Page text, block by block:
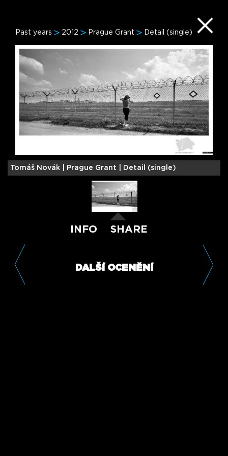
Past years 2012 Prague Grant Detail (single)
Tomáš Novák | Prague Grant | Detail (single)
INFO SHARE
DALŠÍ OCENĚNÍ